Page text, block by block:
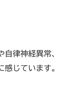
律神経異常、
じています。